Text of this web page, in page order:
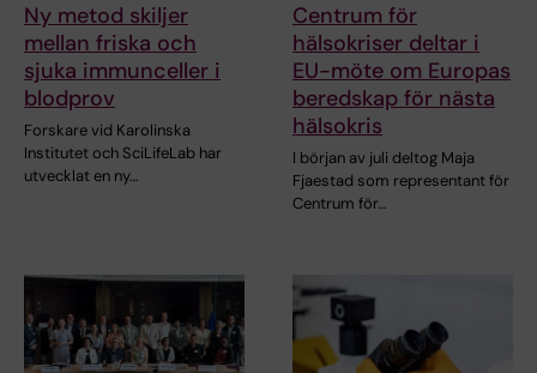
Ny metod skiljer
mellan friska och
sjuka immunceller i
blodprov
Forskare vid Karolinska
Institutet och SciLifeLab har
utvecklat en ny…
Centrum för
hälsokriser deltar i
EU-möte om Europas
beredskap för nästa
hälsokris
I början av juli deltog Maja
Fjaestad som representant för
Centrum för…